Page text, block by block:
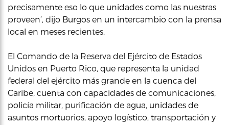
precisamente eso lo que unidades como las nuestras
proveen’, dijo Burgos en un intercambio con la prensa
local en meses recientes.
El Comando de la Reserva del Ejército de Estados
Unidos en Puerto Rico, que representa la unidad
federal del ejército más grande en la cuenca del
Caribe, cuenta con capacidades de comunicaciones,
policía militar, purificación de agua, unidades de
asuntos mortuorios, apoyo logístico, transportación y